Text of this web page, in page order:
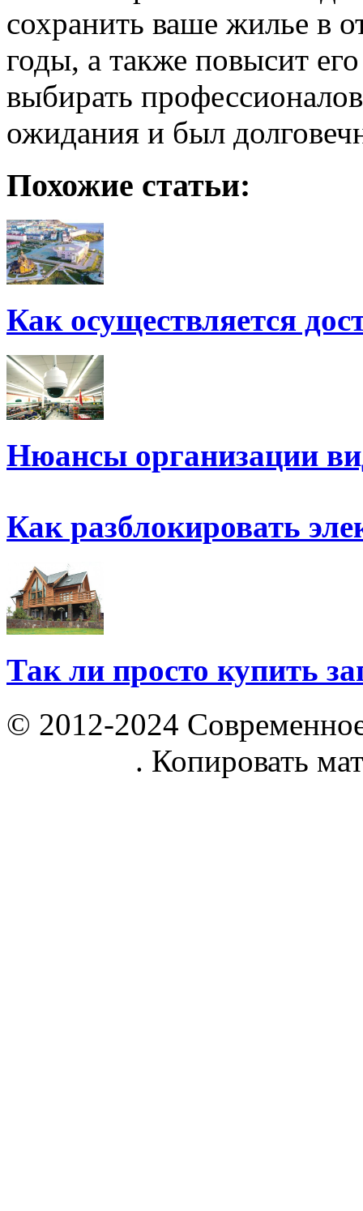
сохранить ваше жилье в
годы, а также повысит
выбирать
ожидания и был
Похожие статьи:
Как осуществляется
Нюансы организации
Как разблокировать
Так ли просто купить
© 2012-2024
. Копировать